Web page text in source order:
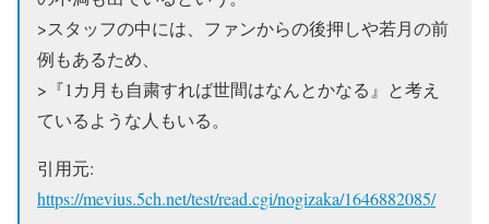
>スタッフの中には、ファンからの後押しや若月の前
例もあるため、
>『1カ月も自粛すれば世間はなんとかなる』と考え
ているような人もいる。
引用元:
https://mevius.5ch.net/test/read.cgi/nogizaka/1646882085/